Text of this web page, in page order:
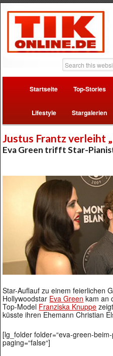
Startseite Top-Stories
Lifestyle Stargalerien
Justus Frantz verleiht
Eva Green trifft Star-
Star-Auflauf zu einem feierlichen
Hollywoodstar Eva Green kam an
Top-Model Franziska Knuppe
küsste ihren Ehemann Christian
[lg_folder folder=“eva-green-
paging=“false“]